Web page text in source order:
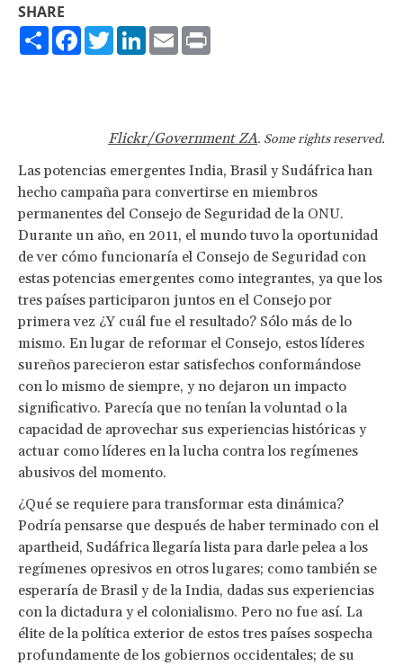
SHARE
ShareFacebook
TwitterLinkedIn
Email
Flickr/Government ZA. Some rights reserved.
Las potencias emergentes India, Brasil y Sudáfrica han
hecho campaña para convertirse en miembros
permanentes del Consejo de Seguridad de la ONU.
Durante un año, en 2011, el mundo tuvo la oportunidad
de ver cómo funcionaría el Consejo de Seguridad con
estas potencias emergentes como integrantes, ya que los
tres países participaron juntos en el Consejo por
primera vez ¿Y cuál fue el resultado? Sólo más de lo
mismo. En lugar de reformar el Consejo, estos líderes
sureños parecieron estar satisfechos conformándose
con lo mismo de siempre, y no dejaron un impacto
significativo. Parecía que no tenían la voluntad o la
capacidad de aprovechar sus experiencias históricas y
actuar como líderes en la lucha contra los regímenes
abusivos del momento.
¿Qué se requiere para transformar esta dinámica?
Podría pensarse que después de haber terminado con el
apartheid, Sudáfrica llegaría lista para darle pelea a los
regímenes opresivos en otros lugares; como también se
esperaría de Brasil y de la India, dadas sus experiencias
con la dictadura y el colonialismo. Pero no fue así. La
élite de la política exterior de estos tres países sospecha
profundamente de los gobiernos occidentales; de su